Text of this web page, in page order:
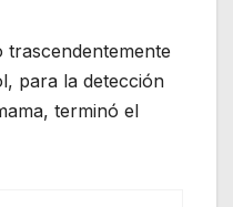
trascendentemente
para la detección
terminó el